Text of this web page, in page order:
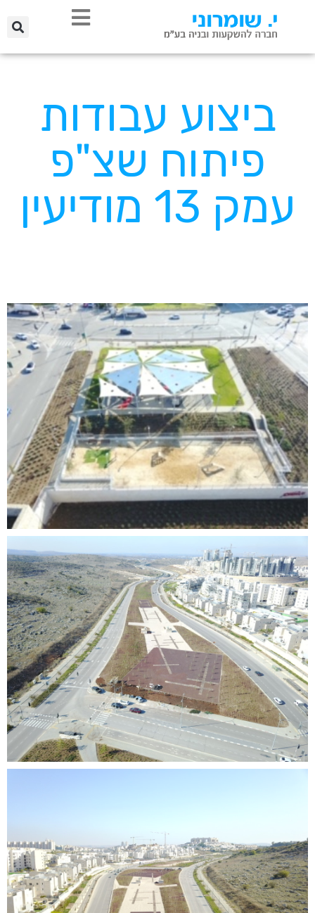
ביצוע עבודות
פיתוח שצ"פ
עמק 13 מודיעין